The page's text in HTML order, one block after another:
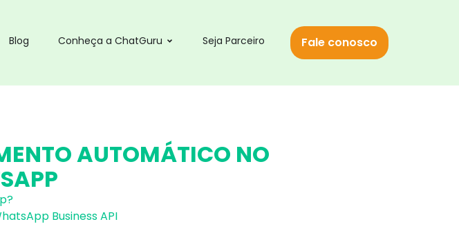
Blog Conheça a ChatGuru Seja Parceiro Fale conosco
AUTOMÁTICO NO
Business API